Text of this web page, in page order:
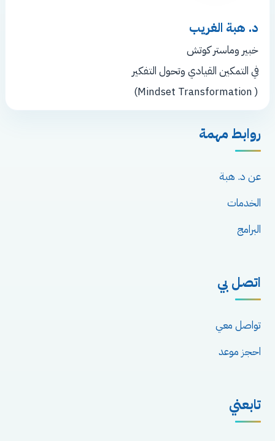
د. هبة الغريب
خبير وماستر كوتش
في التمكين القيادي وتحول التفكير
( Mindset Transformation)
روابط مهمة
عن د. هبة
الخدمات
البرامج
اتصل بي
تواصل معي
احجز موعد
تابعني